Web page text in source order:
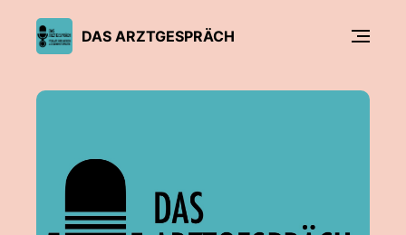
DAS ARZTGESPRÄCH